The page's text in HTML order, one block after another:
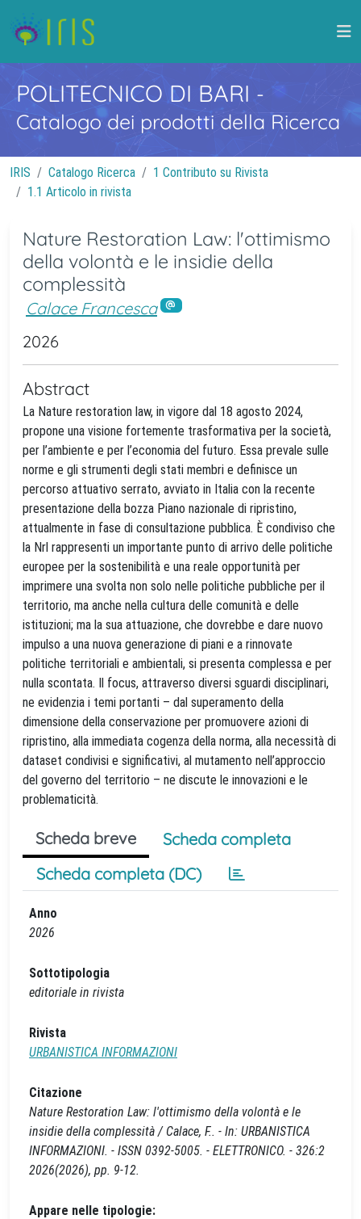
POLITECNICO DI BARI -
Catalogo dei prodotti della Ricerca
IRIS Catalogo Ricerca
1 Contributo su Rivista
1.1 Articolo in rivista
Nature Restoration Law: l'ottimismo
della volontà e le insidie della
complessità
Calace Francesca
2026
Abstract
La Nature restoration law, in vigore dal 18 agosto 2024,
propone una visione fortemente trasformativa per la società,
per l’ambiente e per l’economia del futuro. Essa prevale sulle
norme e gli strumenti degli stati membri e definisce un
percorso attuativo serrato, avviato in Italia con la recente
presentazione della bozza Piano nazionale di ripristino,
attualmente in fase di consultazione pubblica. È condiviso che
la Nrl rappresenti un importante punto di arrivo delle politiche
europee per la sostenibilità e una reale opportunità per
imprimere una svolta non solo nelle politiche pubbliche per il
territorio, ma anche nella cultura delle comunità e delle
istituzioni; ma la sua attuazione, che dovrebbe e dare nuovo
impulso a una nuova generazione di piani e a rinnovate
politiche territoriali e ambientali, si presenta complessa e per
nulla scontata. Il focus, attraverso diversi sguardi disciplinari,
ne evidenzia i temi portanti – dal superamento della
dimensione della conservazione per promuovere azioni di
ripristino, alla immediata cogenza della norma, alla necessità di
dataset condivisi e significativi, al mutamento nell’approccio
del governo del territorio – ne discute le innovazioni e le
problematicità.
Scheda breve
Scheda completa
Scheda completa (DC)
Anno
2026
Sottotipologia
editoriale in rivista
Rivista
URBANISTICA INFORMAZIONI
Citazione
Nature Restoration Law: l'ottimismo della volontà e le
insidie della complessità / Calace, F.. - In: URBANISTICA
INFORMAZIONI. - ISSN 0392-5005. - ELETTRONICO. - 326:2
2026(2026), pp. 9-12.
Appare nelle tipologie: